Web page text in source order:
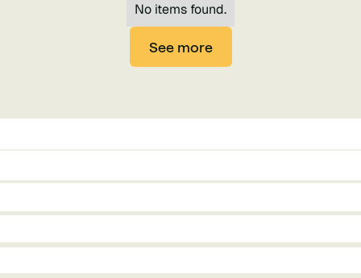
No items found.
See more